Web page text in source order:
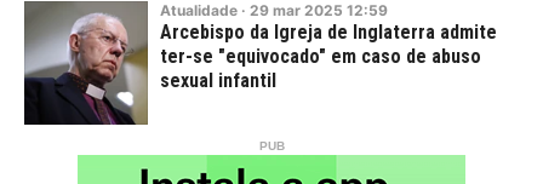
Atualidade · 29 mar 2025 12:59
Arcebispo da Igreja de Inglaterra admite
ter-se "equivocado" em caso de abuso
sexual infantil